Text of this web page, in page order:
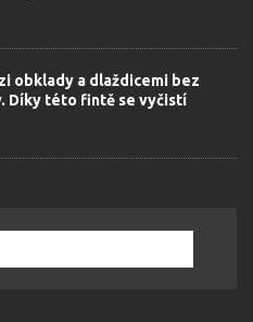
obklady a dlaždicemi bez
Díky této fintě se vyčistí